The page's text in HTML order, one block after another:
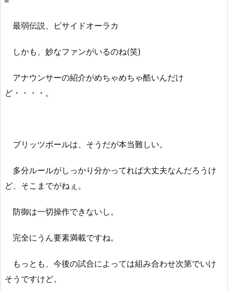
最弱伝説、ビサイドオーラカ
しかも、妙なファンがいるのね(笑)
アナウンサーの紹介がめちゃめちゃ酷いんだけ
ど・・・・。
ブリッツボールは、そうだが本当難しい。
多分ルールがしっかり分かってれば大丈夫なんだろうけ
ど、そこまでがねぇ。
防御は一切操作できないし。
完全にうん要素満載ですね。
もっとも、今後の試合によっては組み合わせ次第でいけ
そうですけど。